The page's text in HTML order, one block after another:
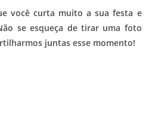
você curta muito a sua festa e
se esqueça de tirar uma foto
juntas esse momento!